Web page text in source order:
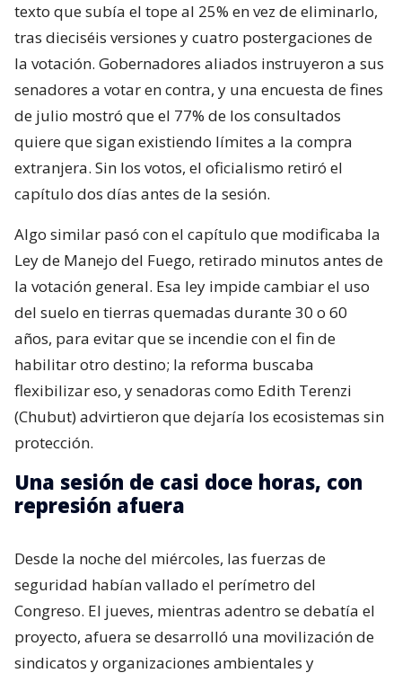
texto que subía el tope al 25% en vez de eliminarlo,
tras dieciséis versiones y cuatro postergaciones de
la votación. Gobernadores aliados instruyeron a sus
senadores a votar en contra, y una encuesta de fines
de julio mostró que el 77% de los consultados
quiere que sigan existiendo límites a la compra
extranjera. Sin los votos, el oficialismo retiró el
capítulo dos días antes de la sesión.
Algo similar pasó con el capítulo que modificaba la
Ley de Manejo del Fuego, retirado minutos antes de
la votación general. Esa ley impide cambiar el uso
del suelo en tierras quemadas durante 30 o 60
años, para evitar que se incendie con el fin de
habilitar otro destino; la reforma buscaba
flexibilizar eso, y senadoras como Edith Terenzi
(Chubut) advirtieron que dejaría los ecosistemas sin
protección.
Una sesión de casi doce horas, con
represión afuera
Desde la noche del miércoles, las fuerzas de
seguridad habían vallado el perímetro del
Congreso. El jueves, mientras adentro se debatía el
proyecto, afuera se desarrolló una movilización de
sindicatos y organizaciones ambientales y